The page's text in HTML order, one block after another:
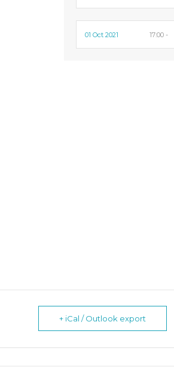
01 Oct 2021 17:00 -
+ iCal / Outlook export